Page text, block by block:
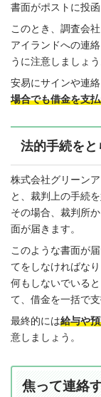
書面がポストに投
このとき、調査会
アイランドへの連
うに注意しましょう
安易にサインや連絡
場合でも借金を支
法的手続をと
株式会社グリーン
と、裁判上の手続
その場合、裁判所
面が届きます。
このような書面が
てをしなければなり
何もしないでいる
て、借金を一括で
最終的には給与や
意しましょう。
焦って連絡